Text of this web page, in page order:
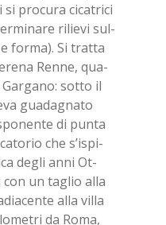
si pro­cu­ra ci­ca­tri­ci
ri­lie­vi sul­
for­ma). Si trat­ta
Ren­ne, qua­
sot­to il
gua­da­gna­to
di pun­ta
che s’i­spi­
de­gli anni Ot­
un ta­glio alla
alla vil­la
da Roma,